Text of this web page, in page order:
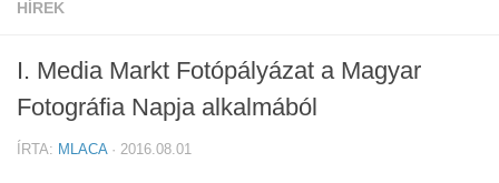
Cikkek
Szoftver
HÍREK
I. Media Markt Fotópályázat a Magyar
Fotográfia Napja alkalmából
ÍRTA: MLACA· 2016.08.01